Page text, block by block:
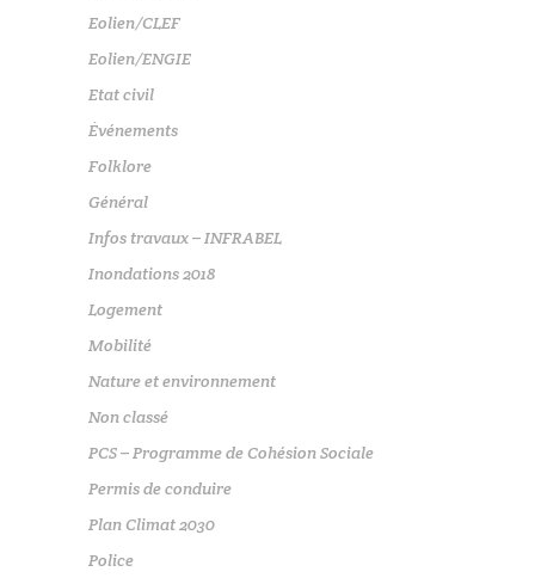
Eolien/CLEF
Eolien/ENGIE
Etat civil
Événements
Folklore
Général
Infos travaux – INFRABEL
Inondations 2018
Logement
Mobilité
Nature et environnement
Non classé
PCS – Programme de Cohésion Sociale
Permis de conduire
Plan Climat 2030
Police